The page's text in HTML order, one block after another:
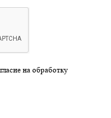
на обработку